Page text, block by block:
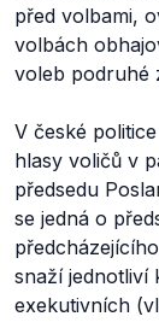
před volbami,
volbách
voleb podruhé
V české
hlasy voličů v
předsedu
se jedná o
snaží jednotliví
exekutivních